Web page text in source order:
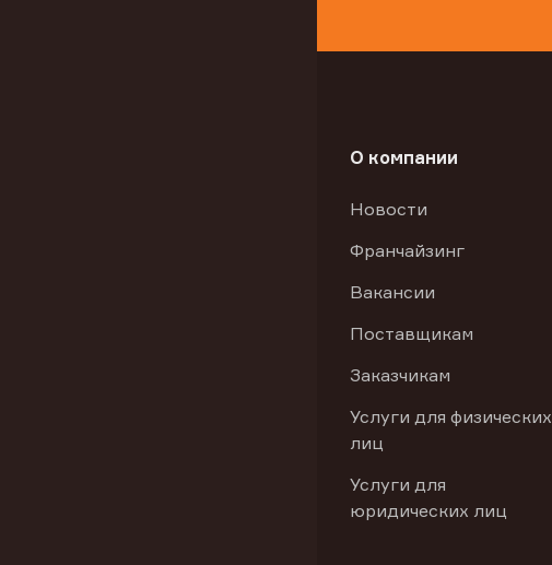
О компании
Новости
Франчайзинг
Вакансии
Поставщикам
Заказчикам
Услуги для физических
лиц
Услуги для
юридических лиц